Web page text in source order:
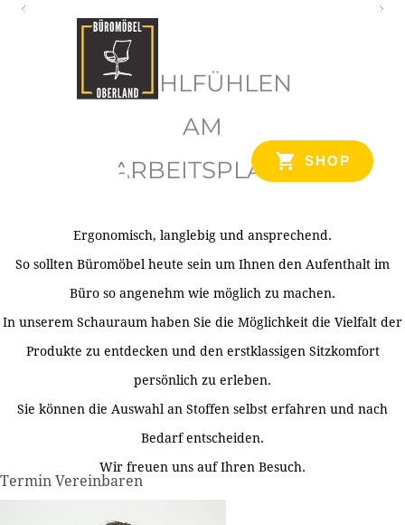
SHOP
WOHLFÜHLEN
AM
ARBEITSPLATZ
Ergonomisch, langlebig und ansprechend.
So sollten Büromöbel heute sein um Ihnen den Aufenthalt im
Büro so angenehm wie möglich zu machen.
In unserem Schauraum haben Sie die Möglichkeit die Vielfalt der
Produkte zu entdecken und den erstklassigen Sitzkomfort
persönlich zu erleben.
Sie können die Auswahl an Stoffen selbst erfahren und nach
Bedarf entscheiden.
Wir freuen uns auf Ihren Besuch.
Termin Vereinbaren